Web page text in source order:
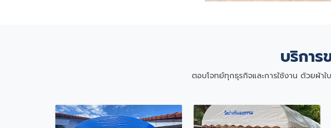
บริการ
ตอบโจทย์ทุกธุรกิจและการใช้งาน ด้วยผ้า